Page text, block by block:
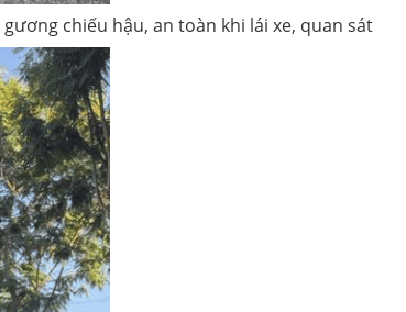
chiếu hậu, an toàn khi lái xe, quan sát